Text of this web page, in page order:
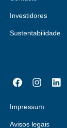
Investidores
Sustentabilidade
Impressum
Avisos legais